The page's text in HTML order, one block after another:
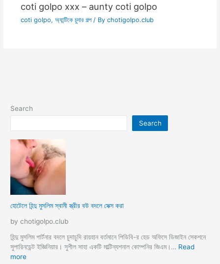
coti golpo xxx – aunty coti golpo
coti golpo, অ্যান্টিকে চুদার গল্প/ By chotigolpo.club
Search
Search
হোটেলে হিন্দু মুসলিম স্বামী স্ত্রীর বউ বদলে সেক্স করা
by chotigolpo.club
হিন্দু মুসলিম পার্টনার বদলে চুদাচুদি রায়হান বর্তমানে পিডিবি-র হেড অফিসে ডিজাইন সেকশনে
সুপারিনডেন্ট ইজ্ঞিনিয়ার। সুশীল সাহা একটি মাল্টিন্যশনাল কোম্পনির জিএম।… Read
more: